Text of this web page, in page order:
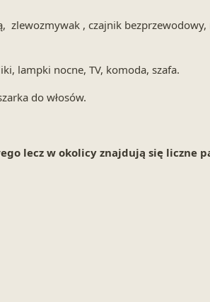
zlewozmywak , czajnik
lampki nocne, TV, komoda, szafa.
do włosów.
lecz w okolicy znajdują się liczne